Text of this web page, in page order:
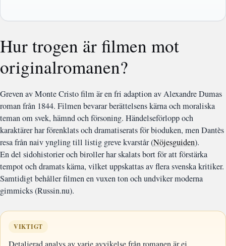
Hur trogen är filmen mot
originalromanen?
Greven av Monte Cristo film är en fri adaption av Alexandre Dumas
roman från 1844. Filmen bevarar berättelsens kärna och moraliska
teman om svek, hämnd och försoning. Händelseförlopp och
karaktärer har förenklats och dramatiserats för bioduken, men Dantès
resa från naiv yngling till listig greve kvarstår (Nöjesguiden).
En del sidohistorier och biroller har skalats bort för att förstärka
tempot och dramats kärna, vilket uppskattas av flera svenska kritiker.
Samtidigt behåller filmen en vuxen ton och undviker moderna
gimmicks (Russin.nu).
VIKTIGT
Detaljerad analys av varje avvikelse från romanen är ej